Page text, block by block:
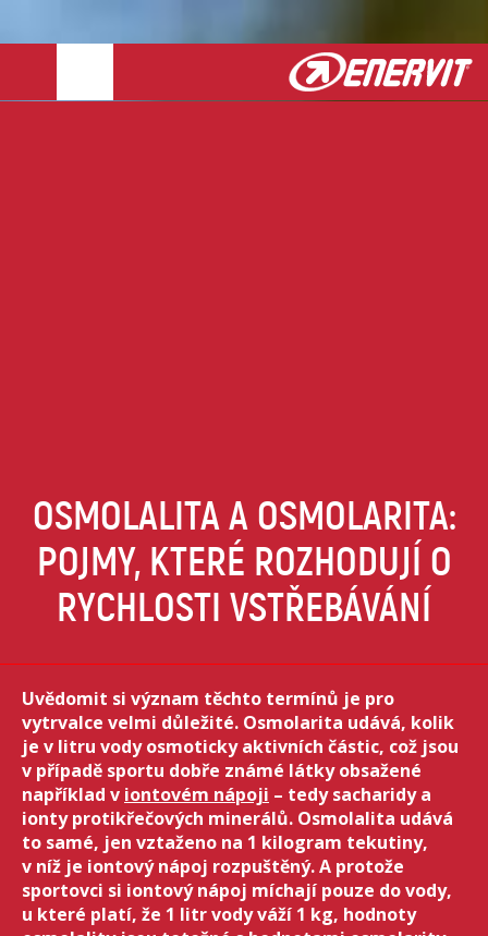
OSMOLALITA A OSMOLARITA:
POJMY, KTERÉ ROZHODUJÍ O
RYCHLOSTI VSTŘEBÁVÁNÍ
Uvědomit si význam těchto termínů je pro
vytrvalce velmi důležité. Osmolarita udává, kolik
je v litru vody osmoticky aktivních částic, což jsou
v případě sportu dobře známé látky obsažené
například v iontovém nápoji – tedy sacharidy a
ionty protikřečových minerálů. Osmolalita udává
to samé, jen vztaženo na 1 kilogram tekutiny,
v níž je iontový nápoj rozpuštěný. A protože
sportovci si iontový nápoj míchají pouze do vody,
u které platí, že 1 litr vody váží 1 kg, hodnoty